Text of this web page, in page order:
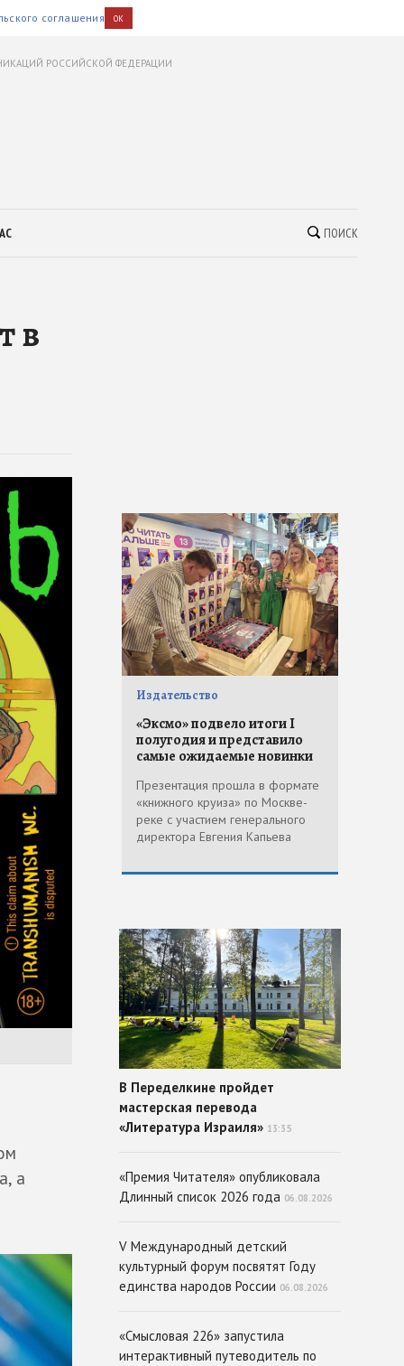
соглашения OK
РОССИЙСКОЙ ФЕДЕРАЦИИ
ПОИСК
в
а
Издательство
«Эксмо» подвело итоги I
полугодия и представило
самые ожидаемые новинки
Презентация прошла в формате
«книжного круиза» по Москве-
реке с участием генерального
директора Евгения Капьева
В Переделкине пройдет
мастерская перевода
«Литература Израиля» 13:35
«Премия Читателя» опубликовала
Длинный список 2026 года 06.08.2026
V Международный детский
культурный форум посвятят Году
единства народов России 06.08.2026
«Смысловая 226» запустила
интерактивный путеводитель по